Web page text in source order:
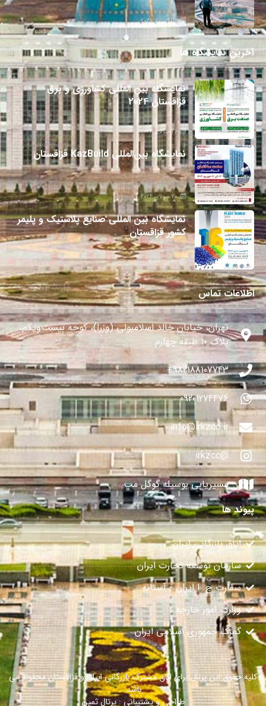
8 آگوست 2026
آخرین نمایشگاه ها
نمایشگاه بین المللی کشاورزی و برق
قزاقستان 2024
26 جولای 2024
نمایشگاه بین‌المللی KazBuild قزاقستان
20 جولای 2024
نمایشگاه بین المللی صنایع پلاستیک و پلیمر
کشور قزاقستان
27 می 2024
اطلاعات تماس
تهران، خیابان خالد اسلامبولی (وزرا)، کوچه بیست‌ویکم،
پلاک ۱۰ طبقه چهارم
982188107743+
09201274476
info@irkzcc.ir
@irkzcc
مسیریابی بوسیله گوگل مپ
پیوند ها
اتاق بازرگانی ایران
سازمان توسعه تجارت ایران
سفارت ج. ا ایران - آستانه
وزارت امور خارجه
گمرک جمهوری اسلامی ایران
کلیه حقوق این پرتال برای اتاق مشترک بازرگانی ایران و قزاقستان محفوظ می
باشد.
طراحی و پشتیبانی : پرتال ثمین